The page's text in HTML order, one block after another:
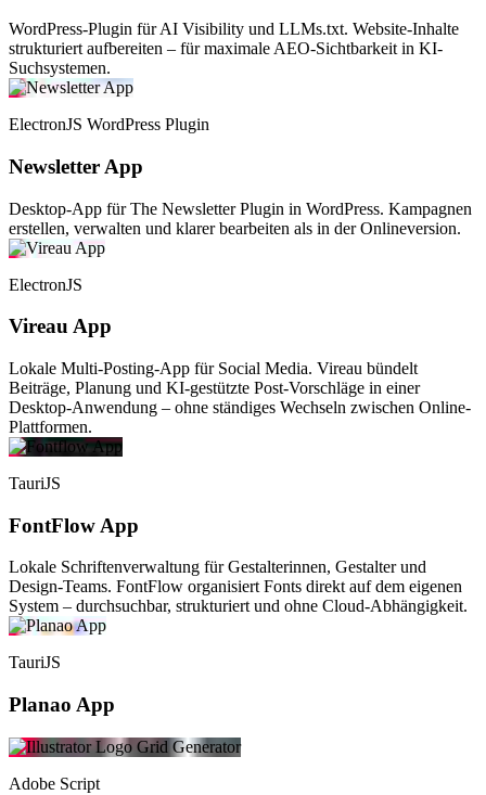
WordPress-Plugin für AI Visibility und LLMs.txt. Website-Inhalte
strukturiert aufbereiten – für maximale AEO-Sichtbarkeit in KI-
Suchsystemen.
ElectronJS WordPress Plugin
Newsletter App
Desktop-App für The Newsletter Plugin in WordPress. Kampagnen
erstellen, verwalten und klarer bearbeiten als in der Onlineversion.
ElectronJS
Vireau App
Lokale Multi-Posting-App für Social Media. Vireau bündelt
Beiträge, Planung und KI-gestützte Post-Vorschläge in einer
Desktop-Anwendung – ohne ständiges Wechseln zwischen Online-
Plattformen.
TauriJS
FontFlow App
Lokale Schriftenverwaltung für Gestalterinnen, Gestalter und
Design-Teams. FontFlow organisiert Fonts direkt auf dem eigenen
System – durchsuchbar, strukturiert und ohne Cloud-Abhängigkeit.
TauriJS
Planao App
Adobe Script